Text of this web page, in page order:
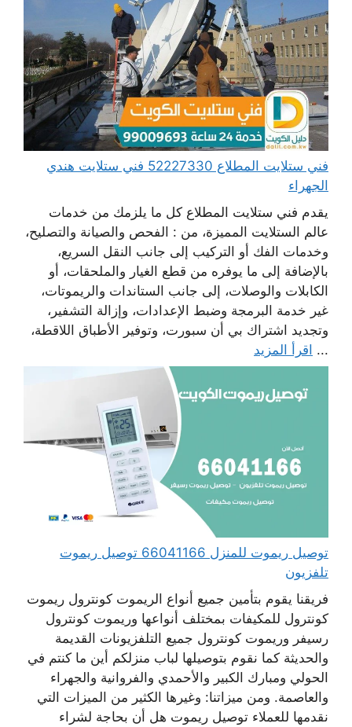
فني ستلايت المطلاع 52227330 فني ستلايت هندي
الجهراء
يقدم فني ستلايت المطلاع كل ما يلزمك من خدمات
عالم الستلايت المميزة، من : الفحص والصيانة والتصليح،
وخدمات الفك أو التركيب إلى جانب النقل السريع،
بالإضافة إلى ما يوفره من قطع الغيار والملحقات، أو
الكابلات والوصلات، إلى جانب الستاندات والريموتات،
غير خدمة البرمجة وضبط الإعدادات، وإزالة التشفير،
وتجديد اشتراك بي أن سبورت، وتوفير الأطباق اللاقطة،
... اقرأ المزيد
توصيل ريموت للمنزل 66041166 توصيل ريموت
تلفزيون
فريقنا يقوم بتأمين جميع أنواع الريموت كونترول ريموت
كونترول للمكيفات بمختلف أنواعها وريموت كونترول
رسيفر وريموت كونترول جميع التلفزيونات القديمة
والحديثة كما نقوم بتوصيلها لباب منزلكم أين ما كنتم في
الحولي ومبارك الكبير والأحمدي والفروانية والجهراء
والعاصمة. ومن ميزاتنا: وغيرها الكثير من الميزات التي
نقدمها للعملاء توصيل ريموت هل أن بحاجة لشراء